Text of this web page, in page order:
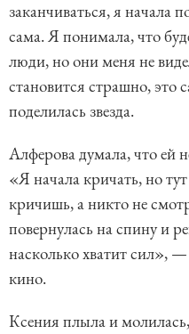
заканчиваться, я начала
сама. Я понимала, что
люди, но они меня не
становится страшно,
поделилась звезда.
Алферова думала, что ей
«Я начала кричать, но
кричишь, а никто не
повернулась на спину и
насколько хватит сил», —
кино.
Ксения плыла и